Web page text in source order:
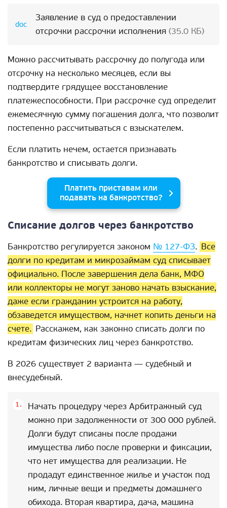
Заявление в суд о предоставлении
отсрочки рассрочки исполнения (35.0 КБ)
Можно рассчитывать рассрочку до полугода или
отсрочку на несколько месяцев, если вы
подтвердите грядущее восстановление
платежеспособности. При рассрочке суд определит
ежемесячную сумму погашения долга, что позволит
постепенно рассчитываться с взыскателем.
Если платить нечем, остается признавать
банкротство и списывать долги.
Платить приставам или
подавать на банкротство?
Списание долгов через банкротство
Банкротство регулируется законом № 127-ФЗ. Все
долги по кредитам и микрозаймам суд списывает
официально. После завершения дела банк, МФО
или коллекторы не могут заново начать взыскание,
даже если гражданин устроится на работу,
обзаведется имуществом, начнет копить деньги на
счете. Расскажем, как законно списать долги по
кредитам физических лиц через банкротство.
В 2026 существует 2 варианта — судебный и
внесудебный.
Начать процедуру через Арбитражный суд
можно при задолженности от 300 000 рублей.
Долги будут списаны после продажи
имущества либо после проверки и фиксации,
что нет имущества для реализации. Не
продадут единственное жилье и участок под
ним, личные вещи и предметы домашнего
обихода. Вторая квартира, дача, машина